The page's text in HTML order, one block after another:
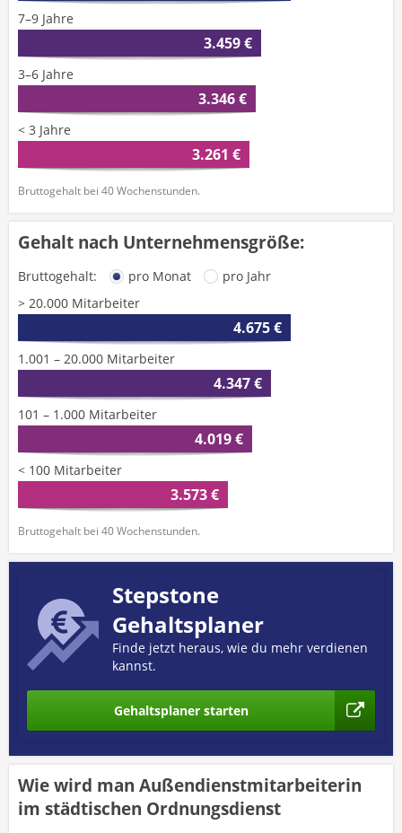
7–9 Jahre
3.459 €
3–6 Jahre
3.346 €
< 3 Jahre
3.261 €
Bruttogehalt bei 40 Wochenstunden.
Gehalt nach Unternehmensgröße:
Bruttogehalt: pro Monat
pro Jahr
> 20.000 Mitarbeiter
4.675 €
1.001 – 20.000 Mitarbeiter
4.347 €
101 – 1.000 Mitarbeiter
4.019 €
< 100 Mitarbeiter
3.573 €
Bruttogehalt bei 40 Wochenstunden.
Stepstone
Gehaltsplaner
Finde jetzt heraus, wie du mehr verdienen
kannst.
Gehaltsplaner starten
Wie wird man Außendienstmitarbeiterin
im städtischen Ordnungsdienst